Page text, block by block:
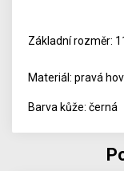
Základní rozměr:
Materiál: pravá
Barva kůže: černá